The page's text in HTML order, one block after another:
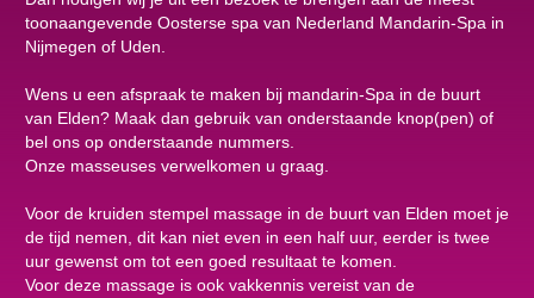
toonaangevende Oosterse spa van Nederland Mandarin-Spa in
Nijmegen of Uden.
Wens u een afspraak te maken bij mandarin-Spa in de buurt
van Elden? Maak dan gebruik van onderstaande knop(pen) of
bel ons op onderstaande nummers.
Onze masseuses verwelkomen u graag.
Voor de kruiden stempel massage in de buurt van Elden moet je
de tijd nemen, dit kan niet even in een half uur, eerder is twee
uur gewenst om tot een goed resultaat te komen.
Voor deze massage is ook vakkennis vereist van de